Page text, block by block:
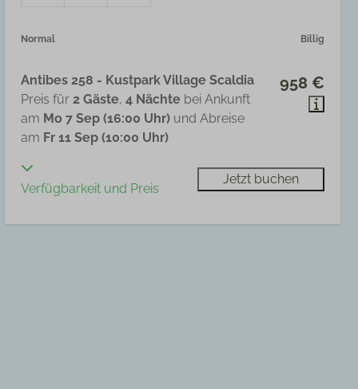
Normal Billig
958 €
Antibes 258 - Kustpark Village Scaldia
Preis für 2 Gäste, 4 Nächte bei Ankunft
am Mo 7 Sep (16:00 Uhr) und Abreise
am Fr 11 Sep (10:00 Uhr)
Verfügbarkeit und Preis
Jetzt buchen